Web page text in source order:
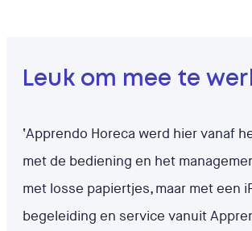
Leuk om mee te
‘Apprendo Horeca werd hier vanaf
met de bediening en het
met losse papiertjes, maar met een
begeleiding en service vanuit